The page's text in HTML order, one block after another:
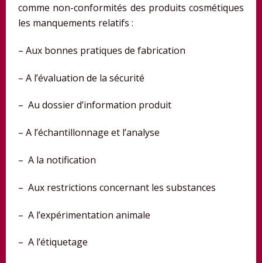
comme non-conformités des produits cosmétiques
les manquements relatifs :
– Aux bonnes pratiques de fabrication
– A l’évaluation de la sécurité
– Au dossier d’information produit
– A l’échantillonnage et l’analyse
– A la notification
– Aux restrictions concernant les substances
– A l’expérimentation animale
– A l’étiquetage